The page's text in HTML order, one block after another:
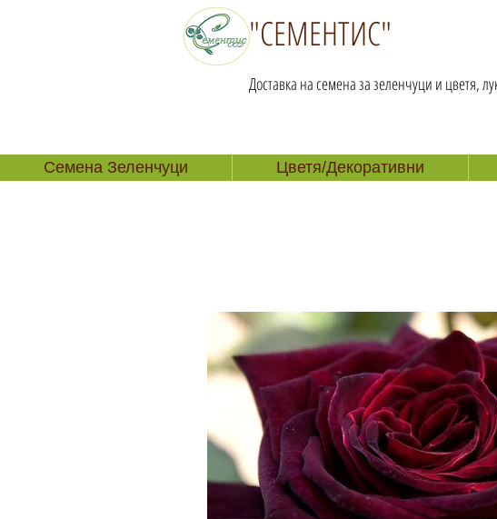
"СЕМЕНТИС"
Доставка на семена за зеленчуци и цветя,
Семена Зеленчуци Цветя/Декоративни